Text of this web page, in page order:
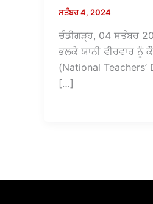
ਸਤੰਬਰ 4, 2024
ਚੰਡੀਗੜ੍ਹ, 04 ਸਤੰਬਰ
ਭਲਕੇ ਯਾਨੀ ਵੀਰਵਾਰ ਨੂੰ
(National
[…]